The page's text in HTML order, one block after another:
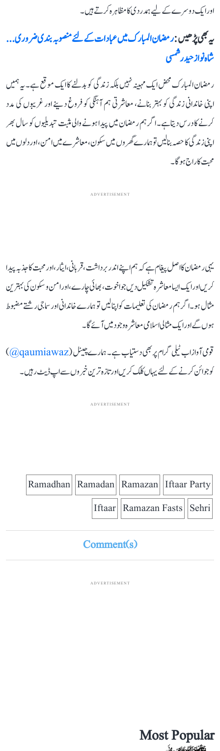
اور ایک دوسرے کے لیے ہمدردی کا مظاہرہ کرتے ہیں۔
یہ بھی پڑھیں :رمضان المبارک میں عبادات کے لئے منصوبہ بندی ضروری...
شاہ نواز حیدر شمسی
رمضان المبارک محض ایک مہینہ نہیں بلکہ زندگی کو بدلنے کا ایک موقع ہے۔ یہ ہمیں
اپنی خاندانی زندگی کو بہتر بنانے، معاشرتی ہم آہنگی کو فروغ دینے اور غریبوں کی مدد
کرنے کا درس دیتا ہے۔ اگر ہم رمضان میں پیدا ہونے والی مثبت تبدیلیوں کو سال بھر
اپنی زندگی کا حصہ بنا لیں تو ہمارے گھروں میں سکون، معاشرے میں امن، اور دلوں میں
محبت کا راج ہوگا۔
ADVERTISEMENT
یہی رمضان کا اصل پیغام ہے کہ ہم اپنے اندر برداشت، قربانی، ایثار، اور محبت کا جذبہ پیدا
کریں اور ایک ایسا معاشرہ تشکیل دیں جو اخوت، بھائی چارے، اور امن و سکون کی بہترین
مثال ہو۔ اگر ہم رمضان کی تعلیمات کو اپنا لیں تو ہمارے خاندانی اور سماجی رشتے مضبوط
ہوں گے اور ایک مثالی اسلامی معاشرہ وجود میں آئے گا۔
قومی آواز اب ٹیلی گرام پر بھی دستیاب ہے۔ ہمارے چینل (qaumiawaz@
)
کو جوائن کرنے کے لئے یہاں کلک کریں اور تازہ ترین خبروں سے اپ ڈیٹ رہیں۔
ADVERTISEMENT
Iftaar Party
Ramazan
Ramadan
Ramadhan
Sehri
Ramazan Fasts
Iftaar
Comment(s)
ADVERTISEMENT
Most Popular